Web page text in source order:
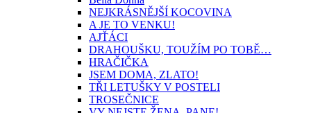
NEJKRÁSNĚJŠÍ KOCOVINA
A JE TO VENKU!
AJŤÁCI
DRAHOUŠKU, TOUŽÍM PO TOBĚ…
HRAČIČKA
JSEM DOMA, ZLATO!
TŘI LETUŠKY V POSTELI
TROSEČNICE